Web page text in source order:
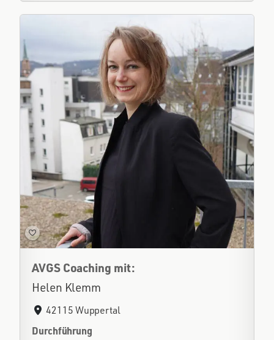
AVGS Coaching mit:
Helen Klemm
42115 Wuppertal
Durchführung